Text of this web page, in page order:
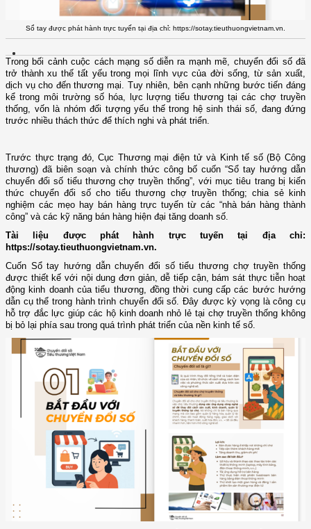
Sổ tay được phát hành trực tuyến tại địa chỉ: https://sotay.tieuthuongvietnam.vn.
Trong bối cảnh cuộc cách mạng số diễn ra mạnh mẽ, chuyển đổi số đã
trở thành xu thế tất yếu trong mọi lĩnh vực của đời sống, từ sản xuất,
dịch vụ cho đến thương mại. Tuy nhiên, bên cạnh những bước tiến đáng
kể trong môi trường số hóa, lực lượng tiểu thương tại các chợ truyền
thống, vốn là nhóm đối tượng yếu thế trong hệ sinh thái số, đang đứng
trước nhiều thách thức để thích nghi và phát triển.
Trước thực trạng đó, Cục Thương mại điện tử và Kinh tế số (Bộ Công
thương) đã biên soạn và chính thức công bố cuốn “Sổ tay hướng dẫn
chuyển đổi số tiểu thương chợ truyền thống”, với mục tiêu trang bị kiến
thức chuyển đổi số cho tiểu thương chợ truyền thống; chia sẻ kinh
nghiệm các mẹo hay bán hàng trực tuyến từ các “nhà bán hàng thành
công” và các kỹ năng bán hàng hiện đại tăng doanh số.
Tài liệu được phát hành trực tuyến tại địa chỉ:
https://sotay.tieuthuongvietnam.vn.
Cuốn Sổ tay hướng dẫn chuyển đổi số tiểu thương chợ truyền thống
được thiết kế với nội dung đơn giản, dễ tiếp cận, bám sát thực tiễn hoạt
động kinh doanh của tiểu thương, đồng thời cung cấp các bước hướng
dẫn cụ thể trong hành trình chuyển đổi số. Đây được kỳ vọng là công cụ
hỗ trợ đắc lực giúp các hộ kinh doanh nhỏ lẻ tại chợ truyền thống không
bị bỏ lại phía sau trong quá trình phát triển của nền kinh tế số.